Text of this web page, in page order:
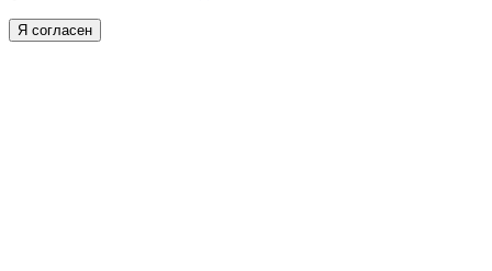
Я согласен